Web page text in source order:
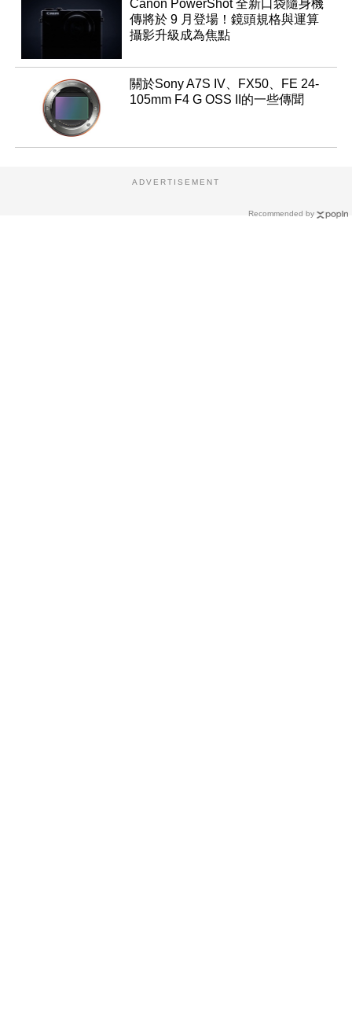
Canon PowerShot 全新口袋隨身機
傳將於 9 月登場！鏡頭規格與運算
攝影升級成為焦點
關於Sony A7S IV、FX50、FE 24-
105mm F4 G OSS II的一些傳聞
Recommended by
ADVERTISEMENT